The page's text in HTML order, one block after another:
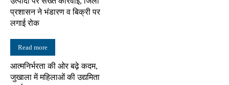
प्रशासन ने भंडारण व बिक्री पर
लगाई रोक
Read more
आत्मनिर्भरता की ओर बढ़े कदम,
जुखाला में महिलाओं की उद्यमिता